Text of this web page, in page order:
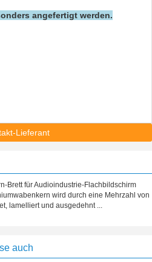
angefertigt werden.
Lieferant
Brett für Audioindustrie-Flachbildschirm
wird durch eine Mehrzahl von
lamelliert und ausgedehnt ...
auch